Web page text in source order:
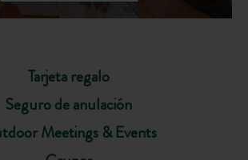
Tarjeta regalo
Seguro de anulación
Meetings & Events